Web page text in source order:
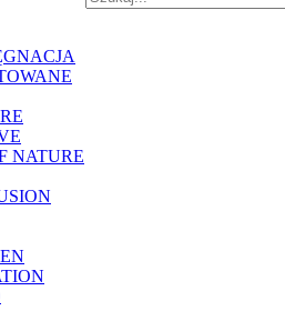
NATURE